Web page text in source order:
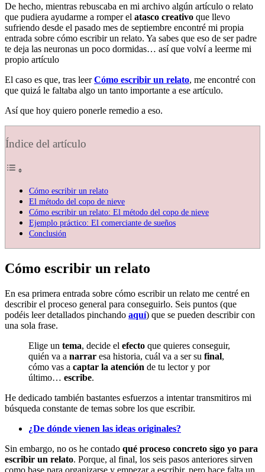
De hecho, mientras rebuscaba en mi archivo algún artículo o relato
que pudiera ayudarme a romper el atasco creativo que llevo
sufriendo desde el pasado mes de septiembre encontré mi propia
entrada sobre cómo escribir un relato. Ya sabes que eso de ser padre
te deja las neuronas un poco dormidas… así que volví a leerme mi
propio artículo
El caso es que, tras leerCómo escribir un relato, me encontré con
que quizá le faltaba algo un tanto importante a ese artículo.
Así que hoy quiero ponerle remedio a eso.
Índice del artículo
Cómo escribir un relato
El método del copo de nieve
Cómo escribir un relato: El método del copo de nieve
Ejemplo práctico: El comerciante de sueños
Conclusión
Cómo escribir un relato
En esa primera entrada sobre cómo escribir un relato me centré en
describir el proceso general para conseguirlo. Seis puntos (que
podéis leer detallados pinchando aquí) que se pueden describir con
una sola frase.
Elige un tema, decide el efecto que quieres conseguir,
quién va a narrar esa historia, cuál va a ser su final,
cómo vas a captar la atención de tu lector y por
último… escribe.
He dedicado también bastantes esfuerzos a intentar transmitiros mi
búsqueda constante de temas sobre los que escribir.
¿De dónde vienen las ideas originales?
Sin embargo, no os he contado qué proceso concreto sigo yo para
escribir un relato. Porque, al final, los seis pasos anteriores sirven
como base para organizarse y empezar a escribir, pero hace falta un